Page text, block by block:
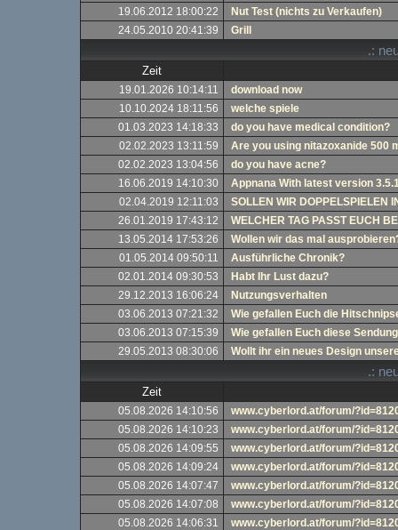
19.06.2012 18:00:22
Nut Test (nichts zu Verkaufen)
24.05.2010 20:41:39
Grill
.:
Zeit
19.01.2026 10:14:11
download now
10.10.2024 18:11:56
welche spiele
01.03.2023 14:18:33
do you have medical condition?
02.02.2023 13:11:59
Are you using nitazoxanide 500
02.02.2023 13:04:56
do you have acne?
16.06.2019 14:10:30
Appnana With latest version
02.04.2019 12:11:03
SOLLEN WIR DOPPELSPIELEN
26.01.2019 17:43:12
WELCHER TAG PASST EUCH
13.05.2014 17:53:26
Wollen wir das mal
01.05.2014 09:50:11
Ausführliche Chronik?
02.01.2014 09:30:53
Habt Ihr Lust dazu?
29.12.2013 16:06:24
Nutzungsverhalten
03.06.2013 07:21:32
Wie gefallen Euch die
03.06.2013 07:15:39
Wie gefallen Euch diese
29.05.2013 08:30:06
Wollt ihr ein neues Design
.:
Zeit
05.08.2026 14:10:56
www.cyberlord.at/forum/
05.08.2026 14:10:23
www.cyberlord.at/forum/
05.08.2026 14:09:55
www.cyberlord.at/forum/
05.08.2026 14:09:24
www.cyberlord.at/forum/
05.08.2026 14:07:47
www.cyberlord.at/forum/
05.08.2026 14:07:08
www.cyberlord.at/forum/
05.08.2026 14:06:31
www.cyberlord.at/forum/